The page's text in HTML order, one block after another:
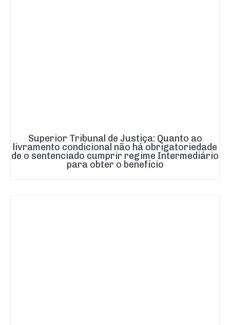
Superior Tribunal de Justiça: Quanto ao
livramento condicional não há obrigatoriedade
de o sentenciado cumprir regime Intermediário
para obter o benefício